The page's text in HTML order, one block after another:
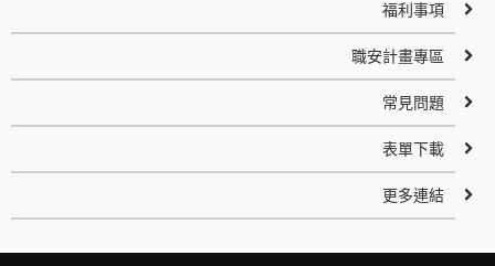
福利事項
職安計畫專區
常見問題
表單下載
更多連結